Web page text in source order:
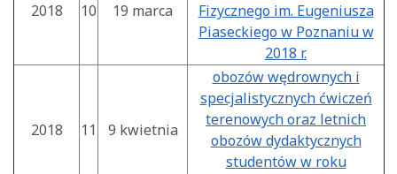
2018 10 19 marca
Fizycznego im. Eugeniusza
Piaseckiego w Poznaniu w
2018 r.
2018 11 9 kwietnia
obozów wędrownych i
specjalistycznych ćwiczeń
terenowych oraz letnich
obozów dydaktycznych
studentów w roku